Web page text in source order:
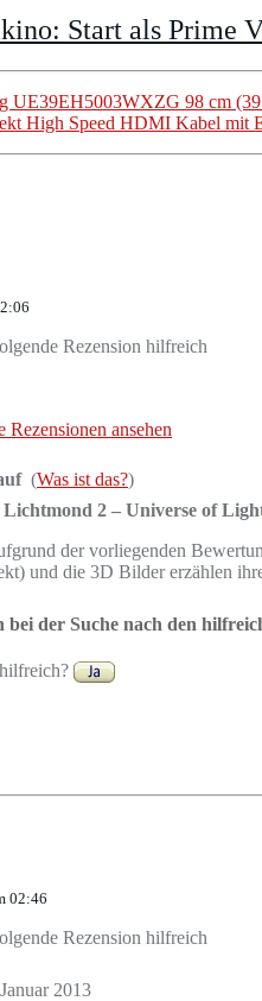
Start als Prime
UE39EH5003WXZG 98 cm
High Speed HDMI Kabel mit
Rezension hilfreich
Rezensionen ansehen
(Was ist das?)
Lichtmond 2 – Universe of
der vorliegenden
und die 3D Bilder erzählen
der Suche nach den
02:46
Rezension hilfreich
2013